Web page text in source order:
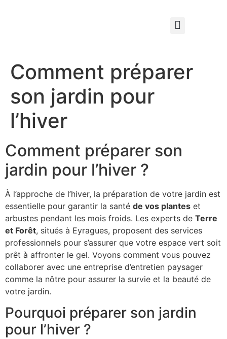
Comment préparer
son jardin pour
l’hiver
Comment préparer son
jardin pour l’hiver ?
À l’approche de l’hiver, la préparation de votre jardin est
essentielle pour garantir la santé de vos plantes et
arbustes pendant les mois froids. Les experts de Terre
et Forêt, situés à Eyragues, proposent des services
professionnels pour s’assurer que votre espace vert soit
prêt à affronter le gel. Voyons comment vous pouvez
collaborer avec une entreprise d’entretien paysager
comme la nôtre pour assurer la survie et la beauté de
votre jardin.
Pourquoi préparer son jardin
pour l’hiver ?